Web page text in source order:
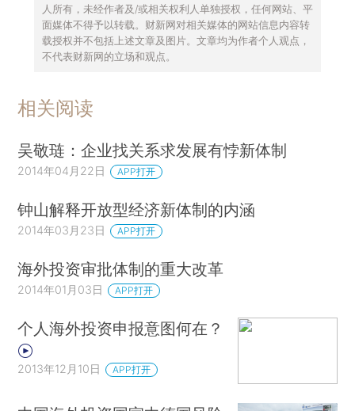
人所有，未经作者及/或相关权利人单独授权，任何网站、平
面媒体不得予以转载。财新网对相关媒体的网站信息内容转
载授权并不包括上述文章及图片。文章均为作者个人观点，
不代表财新网的立场和观点。
相关阅读
吴敬琏：企业找关系求发展有悖新体制
2014年04月22日 APP打开
钟山解释开放型经济新体制的内涵
2014年03月23日 APP打开
海外投资审批体制的重大改革
2014年01月03日 APP打开
个人海外投资申报意图何在？
2013年12月10日 APP打开